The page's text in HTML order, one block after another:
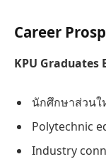
Career
KPU Graduates
นักศึกษาส่วน
Polytechnic
Industry